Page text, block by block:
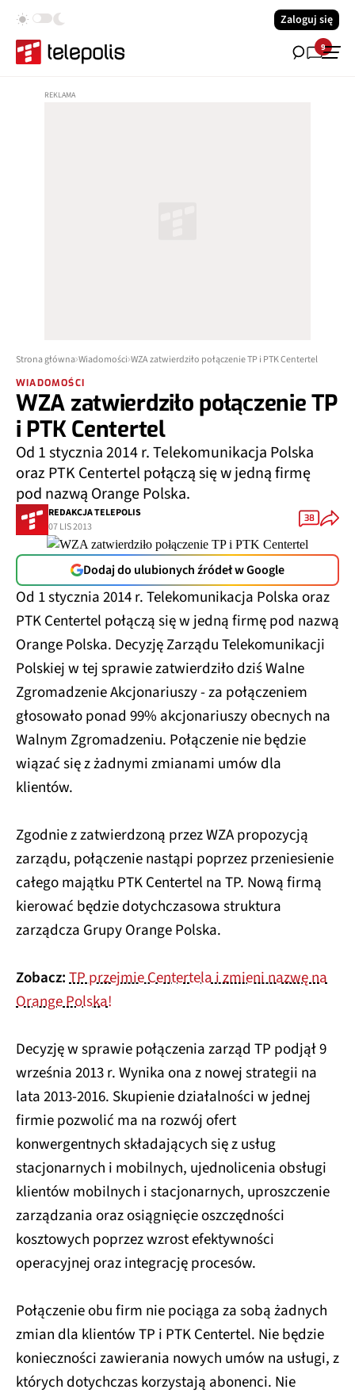
Zaloguj się
9
Strona główna Wiadomości WZA zatwierdziło połączenie TP i PTK Centertel
WIADOMOŚCI
WZA zatwierdziło połączenie TP
i PTK Centertel
Od 1 stycznia 2014 r. Telekomunikacja Polska
oraz PTK Centertel połączą się w jedną firmę
pod nazwą Orange Polska.
REDAKCJA TELEPOLIS
07 LIS 2013
38
Dodaj do ulubionych źródeł w Google
Od 1 stycznia 2014 r. Telekomunikacja Polska oraz
PTK Centertel połączą się w jedną firmę pod nazwą
Orange Polska. Decyzję Zarządu Telekomunikacji
Polskiej w tej sprawie zatwierdziło dziś Walne
Zgromadzenie Akcjonariuszy - za połączeniem
głosowało ponad 99% akcjonariuszy obecnych na
Walnym Zgromadzeniu. Połączenie nie będzie
wiązać się z żadnymi zmianami umów dla
klientów.
Zgodnie z zatwierdzoną przez WZA propozycją
zarządu, połączenie nastąpi poprzez przeniesienie
całego majątku PTK Centertel na TP. Nową firmą
kierować będzie dotychczasowa struktura
zarządcza Grupy Orange Polska.
Zobacz:TP przejmie Centertela i zmieni nazwę na
Orange Polska!
Decyzję w sprawie połączenia zarząd TP podjął 9
września 2013 r. Wynika ona z nowej strategii na
lata 2013-2016. Skupienie działalności w jednej
firmie pozwolić ma na rozwój ofert
konwergentnych składających się z usług
stacjonarnych i mobilnych, ujednolicenia obsługi
klientów mobilnych i stacjonarnych, uproszczenie
zarządzania oraz osiągnięcie oszczędności
kosztowych poprzez wzrost efektywności
operacyjnej oraz integrację procesów.
Połączenie obu firm nie pociąga za sobą żadnych
zmian dla klientów TP i PTK Centertel. Nie będzie
konieczności zawierania nowych umów na usługi, z
których dotychczas korzystają abonenci. Nie